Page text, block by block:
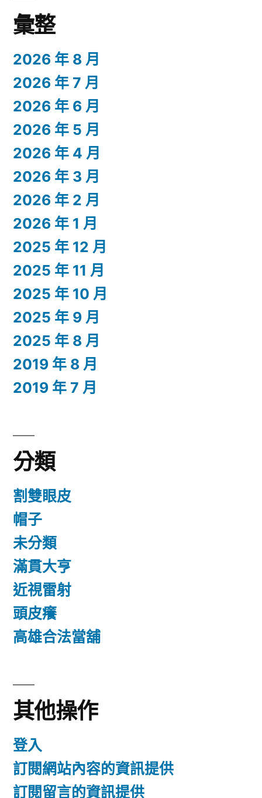
彙整
2026 年 8 月
2026 年 7 月
2026 年 6 月
2026 年 5 月
2026 年 4 月
2026 年 3 月
2026 年 2 月
2026 年 1 月
2025 年 12 月
2025 年 11 月
2025 年 10 月
2025 年 9 月
2025 年 8 月
2019 年 8 月
2019 年 7 月
分類
割雙眼皮
帽子
未分類
滿貫大亨
近視雷射
頭皮癢
高雄合法當舖
其他操作
登入
訂閱網站內容的資訊提供
訂閱留言的資訊提供